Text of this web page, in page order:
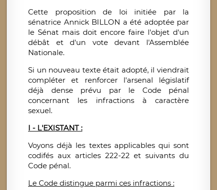
Cette proposition de loi initiée par la
sénatrice Annick BILLON a été adoptée par
le Sénat mais doit encore faire l'objet d'un
débât et d'un vote devant l'Assemblée
Nationale.
Si un nouveau texte était adopté, il viendrait
compléter et renforcer l'arsenal législatif
déjà dense prévu par le Code pénal
concernant les infractions à caractère
sexuel.
I - L'EXISTANT :
Voyons déjà les textes applicables qui sont
codifés aux articles 222-22 et suivants du
Code pénal.
Le Code distingue parmi ces infractions :